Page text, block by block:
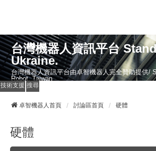
台灣機器人資訊平台
Ukraine.
台灣機器人資訊平台由卓智機器人完全贊助提供/
Robot, Taiwan
技術支援 搜尋
卓智機器人首頁 討論區首頁 硬體
硬體